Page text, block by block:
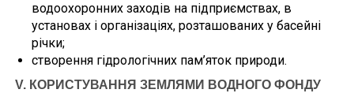
водоохоронних заходів на підприємствах, в
установах і організаціях, розташованих у басейні
річки;
створення гідрологічних пам’яток природи.
V. КОРИСТУВАННЯ ЗЕМЛЯМИ ВОДНОГО ФОНДУ